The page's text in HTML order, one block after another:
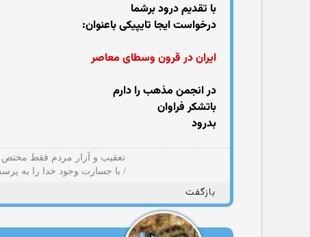
با تقدیم درود برشما
درخواست ایجا تایپیکی باعنوان:
ایران در قرون وسطای معاصر
در انجمن مذهب را دارم
باتشکر فراوان
بدرود
تعقیب و آزار مردم فقط مختص
/ با جسارت وجود خدا را به
بازگفت